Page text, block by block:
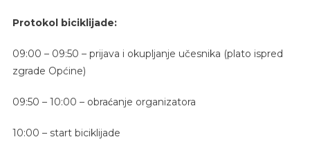
Protokol biciklijade:
09:00 – 09:50 – prijava i okupljanje učesnika (plato ispred
zgrade Općine)
09:50 – 10:00 – obraćanje organizatora
10:00 – start biciklijade